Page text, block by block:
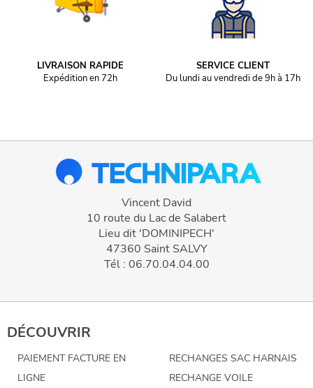
LIVRAISON RAPIDE
Expédition en 72h
SERVICE CLIENT
Du lundi au vendredi de 9h à 17h
Vincent David
10 route du Lac de Salabert
Lieu dit 'DOMINIPECH'
47360 Saint SALVY
Tél : 06.70.04.04.00
DÉCOUVRIR
PAIEMENT FACTURE EN
LIGNE
RECHANGES SAC HARNAIS
RECHANGE VOILE